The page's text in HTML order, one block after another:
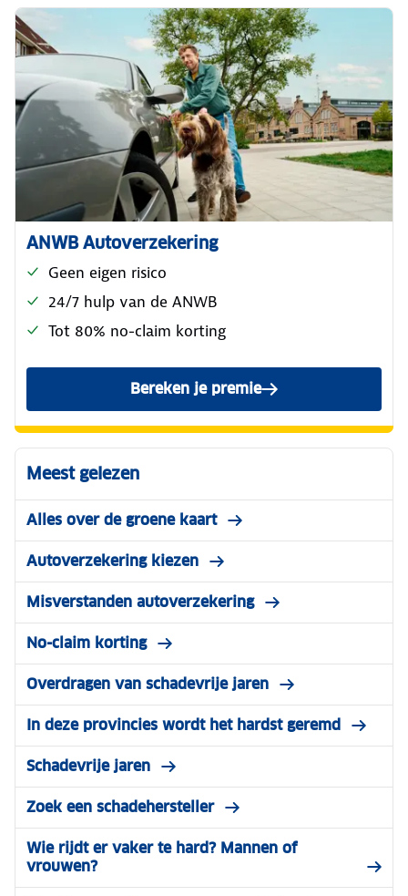
ANWB Autoverzekering
Geen eigen risico
24/7 hulp van de ANWB
Tot 80% no-claim korting
Bereken je premievoor de ANWB Reguliere
Meest gelezen
Alles over de groene kaart
Autoverzekering kiezen
Misverstanden autoverzekering
No-claim korting
Overdragen van schadevrije jaren
In deze provincies wordt het hardst geremd
Schadevrije jaren
Zoek een schadehersteller
Wie rijdt er vaker te hard? Mannen of
vrouwen?